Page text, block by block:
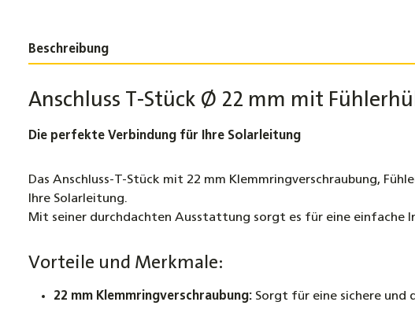
Beschreibung
Anschluss T-Stück Ø 22 mm mit
Die perfekte Verbindung für Ihre Solarleitung
Das Anschluss-T-Stück mit 22 mm Klemmringverschraubung,
Ihre Solarleitung.
Mit seiner durchdachten Ausstattung sorgt es für eine einfache
Vorteile und Merkmale:
22 mm Klemmringverschraubung: Sorgt für eine sichere und